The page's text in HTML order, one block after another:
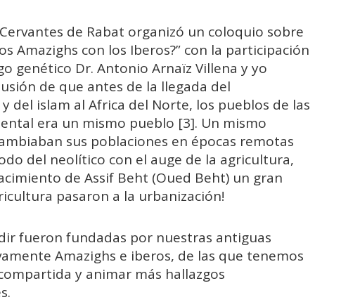
de Rabat organizó un coloquio sobre
Amazighs con los Iberos?” con la participación
genético Dr. Antonio Arnaïz Villena y yo
de que antes de la llegada del
del islam al Africa del Norte, los pueblos de las
era un mismo pueblo [3]. Un mismo
sus poblaciones en épocas remotas
del neolítico con el auge de la agricultura,
de Assif Beht (Oued Beht) un gran
pasaron a la urbanización!
fueron fundadas por nuestras antiguas
Amazighs e iberos, de las que tenemos
y animar más hallazgos